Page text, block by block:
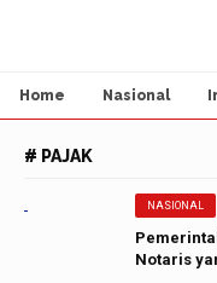
Home Nasional
# PAJAK
NASIONAL
Notaris